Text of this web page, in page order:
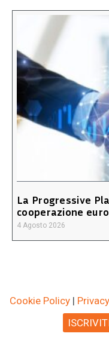
La Progressive
cooperazione
4 Agosto 2026
Cookie Policy |